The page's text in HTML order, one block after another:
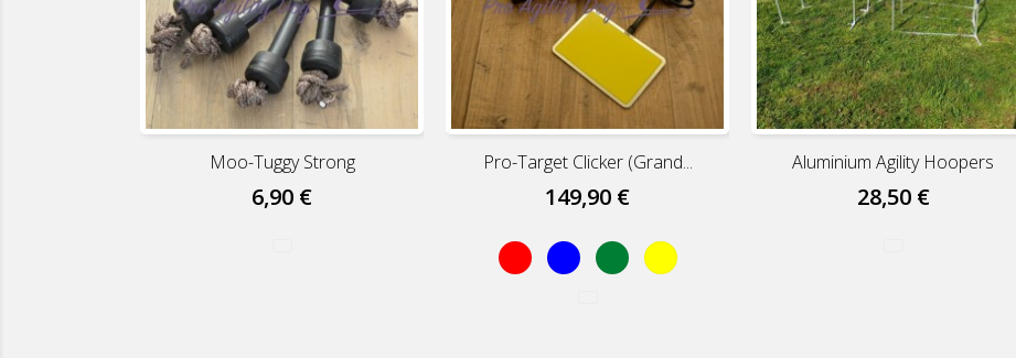
Moo-Tuggy Strong
6,90 €
Pro-Target Clicker (grand...
149,90 €
Rouge Bleu Vert Jaune
Aluminium Agility Hoopers
28,50 €